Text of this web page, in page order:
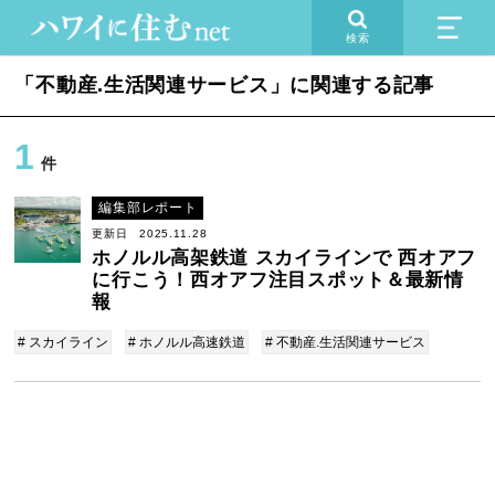
検索
「不動産.生活関連サービス」に関連する記事
1 件
編集部レポート
更新日 2025.11.28
ホノルル高架鉄道 スカイラインで 西オアフ
に行こう！西オアフ注目スポット＆最新情
報
# スカイライン # ホノルル高速鉄道 # 不動産.生活関連サービス